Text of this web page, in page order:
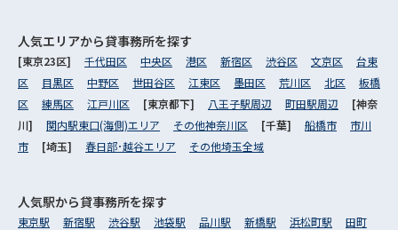
人気エリアから貸事務所を探す
[東京23区] 千代田区 中央区 港区 新宿区 渋谷区 文京区
台東
区
目黒区 中野区 世田谷区 江東区 墨田区 荒川区 北区
板橋
区
練馬区 江戸川区 [東京都下] 八王子駅周辺 町田駅周辺
[神奈
川] 関内駅東口(海側)エリア その他神奈川区 [千葉] 船橋市
市川
市
[埼玉] 春日部･越谷エリア その他埼玉全域
人気駅から貸事務所を探す
東京駅 新宿駅 渋谷駅 池袋駅 品川駅 新橋駅 浜松町駅
田町